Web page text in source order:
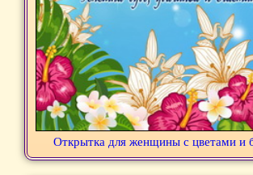
Открытка для женщины с цветами и